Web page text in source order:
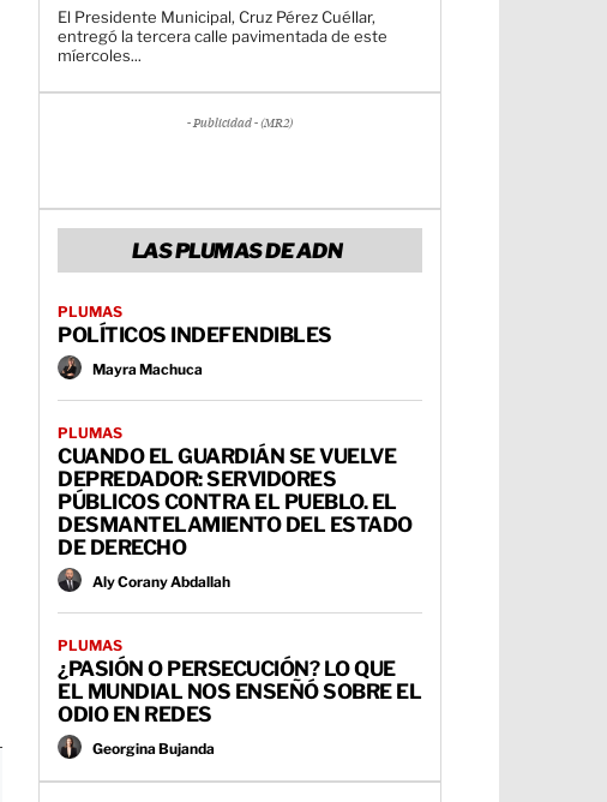
El Presidente Municipal, Cruz Pérez Cuéllar,
entregó la tercera calle pavimentada de este
míercoles...
- Publicidad - (MR2)
LAS PLUMAS DE ADN
PLUMAS
POLÍTICOS INDEFENDIBLES
Mayra Machuca
PLUMAS
CUANDO EL GUARDIÁN SE VUELVE
DEPREDADOR: SERVIDORES
PÚBLICOS CONTRA EL PUEBLO. EL
DESMANTELAMIENTO DEL ESTADO
DE DERECHO
Aly Corany Abdallah
PLUMAS
¿PASIÓN O PERSECUCIÓN? LO QUE
EL MUNDIAL NOS ENSEÑÓ SOBRE EL
ODIO EN REDES
Georgina Bujanda